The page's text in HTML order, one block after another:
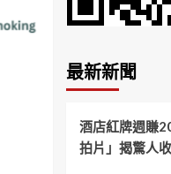
最新新聞
酒店紅牌週賺
拍片」揭驚人